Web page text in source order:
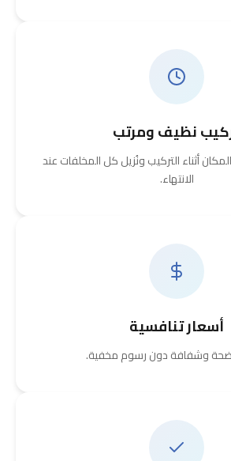
نظيف ومرتب
أثناء التركيب ونُزيل كل المخلفات عند
الانتهاء.
أسعار تنافسية
وشفافة دون رسوم مخفية.